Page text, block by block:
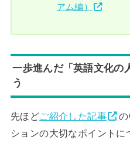
アム編）
一歩進んだ「英語文化の
う
先ほどご紹介した記事
ションの大切なポイントに